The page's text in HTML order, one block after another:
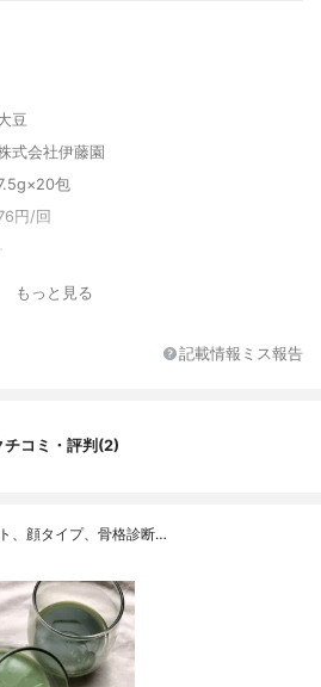
豆
式会社伊藤園
包
円/回
ストリン、ブロッコリー粉末、ほうれん
もっと見る
記載情報ミス報告
チコミ・評判(2)
、顔タイプ、骨格診断…